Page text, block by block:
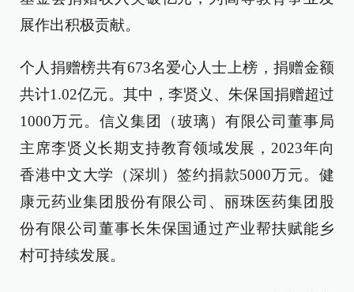
展作出积极贡献。
个人捐赠榜共有673名爱心人士上榜，捐赠金额
共计1.02亿元。其中，李贤义、朱保国捐赠超过
1000万元。信义集团（玻璃）有限公司董事局
主席李贤义长期支持教育领域发展，2023年向
香港中文大学（深圳）签约捐款5000万元。健
康元药业集团股份有限公司、丽珠医药集团股
份有限公司董事长朱保国通过产业帮扶赋能乡
村可持续发展。